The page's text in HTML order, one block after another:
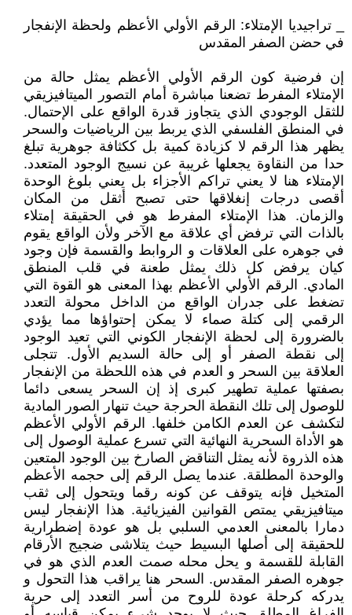
_ تراجيديا الإمتلاء: الرقم الأولي الأعظم ولحظة الإنفجار
في حضن الصفر المقدس
إن فرضية كون الرقم الأولي الأعظم يمثل حالة من
الإمتلاء المفرط تضعنا مباشرة أمام التصور الميتافيزيقي
للثقل الوجودي الذي يتجاوز قدرة الواقع على الإحتمال.
في المنطق الفلسفي الذي يربط بين الرياضيات والسحر
يظهر هذا الرقم لا كزيادة كمية بل ككثافة جوهرية تبلغ
حدا من النقاوة يجعلها غريبة عن نسيج الوجود المتعدد.
الإمتلاء هنا لا يعني تراكم الأجزاء بل يعني بلوغ الوحدة
أقصى درجات إنغلاقها حتى تصبح أثقل من المكان
والزمان. هذا الإمتلاء المفرط هو في الحقيقة إمتلاء
بالذات التي ترفض أي علاقة مع الآخر ولأن الواقع يقوم
في جوهره على العلاقات و الروابط والقسمة فإن وجود
كيان يرفض كل ذلك يمثل طعنة في قلب المنطق
المادي. الرقم الأولي الأعظم بهذا المعنى هو القوة التي
تضغط على جدران الواقع من الداخل محولة التعدد
الرقمي إلى كتلة صماء لا يمكن إحتواؤها مما يؤدي
بالضرورة إلى لحظة الإنفجار الكوني التي تعيد الوجود
إلى نقطة الصفر أو إلى حالة السديم الأول. تتجلى
العلاقة بين السحر و العدم في هذه اللحظة من الإنفجار
بصفتها عملية تطهير كبرى إذ إن السحر يسعى دائما
للوصول إلى تلك النقطة الحرجة حيث تنهار الصور المادية
لتكشف عن العدم الكامن خلفها. الرقم الأولي الأعظم
هو الأداة السحرية النهائية التي تسرع عملية الوصول إلى
هذه الذروة لأنه يمثل التناقض الصارخ بين الوجود المتعين
والوحدة المطلقة. عندما يصل الرقم إلى حجمه الأعظم
المتخيل فإنه يتوقف عن كونه رقما ويتحول إلى ثقب
ميتافيزيقي يمتص القوانين الفيزيائية. هذا الإنفجار ليس
دمارا بالمعنى العدمي السلبي بل هو عودة إضطرارية
للحقيقة إلى أصلها البسيط حيث يتلاشى ضجيج الأرقام
القابلة للقسمة و يحل محله صمت العدم الذي هو في
جوهره الصفر المقدس. السحر هنا يراقب هذا التحول و
يدركه كرحلة عودة للروح من أسر التعدد إلى حرية